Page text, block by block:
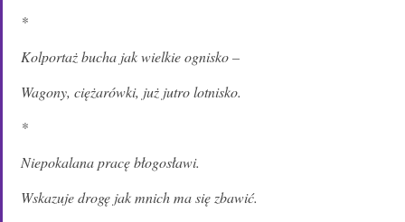
*
Kolportaż bucha jak wielkie ognisko –
Wagony, ciężarówki, już jutro lotnisko.
*
Niepokalana pracę błogosławi.
Wskazuje drogę jak mnich ma się zbawić.